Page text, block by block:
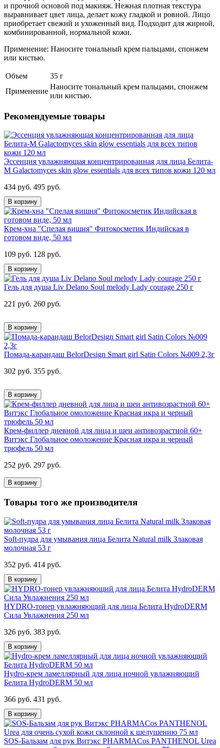
и прочной основой под макияж. Нежная плотная текстура
выравнивает цвет лица, делает кожу гладкой и ровной. Лицо
приобретает свежий и ухоженный вид. Подходит для жирной,
комбинированной, нормальной кожи.
Применение: Наносите тональный крем пальцами, спонжем
или кистью.
Объем
35 г
Применение
Наносите тональный крем пальцами, спонжем
или кистью.
Рекомендуемые товары
Эссенция увлажняющая концентрированная для лица Белита-
М Galactomyces skin glow essentials для всех типов кожи 120 мл
434 руб. 495 руб.
В корзину
Крем-хна "Спелая вишня" Фитокосметик Индийская в
готовом виде, 50 мл
109 руб. 128 руб.
В корзину
Гель для душа Liv Delano Soul melody Lady courage 250 г
221 руб. 260 руб.
В корзину
Помада-карандаш BelorDesign Smart girl Satin Colors №009 2,3г
302 руб. 355 руб.
В корзину
Крем-филлер дневной для лица и шеи антивозрастной 60+
Витэкс Глобальное омоложение Красная икра и черный
трюфель 50 мл
252 руб. 297 руб.
В корзину
Товары того же производителя
Soft-пудра для умывания лица Белита Natural milk Злаковая
молочная 53 г
352 руб. 414 руб.
В корзину
HYDRO-тонер увлажняющий для лица Белита HydroDERM
Сила Увлажнения 250 мл
326 руб. 383 руб.
В корзину
Hydro-крем ламеллярный для лица ночной увлажняющий
Белита HydroDERM 50 мл
366 руб. 431 руб.
В корзину
SOS-Бальзам для рук Витэкс PHARMACos PANTHENOL Urea